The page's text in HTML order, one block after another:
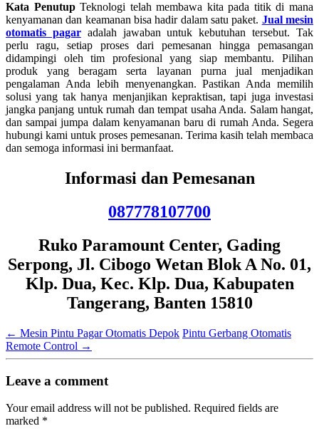
Kata PenutupTeknologi telah membawa kita pada titik di mana
kenyamanan dan keamanan bisa hadir dalam satu paket. Jual mesin
otomatis pagaradalah jawaban untuk kebutuhan tersebut. Tak
perlu ragu, setiap proses dari pemesanan hingga pemasangan
didampingi oleh tim profesional yang siap membantu. Pilihan
produk yang beragam serta layanan purna jual menjadikan
pengalaman Anda lebih menyenangkan. Pastikan Anda memilih
solusi yang tak hanya menjanjikan kepraktisan, tapi juga investasi
jangka panjang untuk rumah dan tempat usaha Anda. Salam hangat,
dan sampai jumpa dalam kenyamanan baru di rumah Anda. Segera
hubungi kami untuk proses pemesanan. Terima kasih telah membaca
dan semoga informasi ini bermanfaat.
Informasi dan Pemesanan
087778107700
Ruko Paramount Center, Gading
Serpong, Jl. Cibogo Wetan Blok A No. 01,
Klp. Dua, Kec. Klp. Dua, Kabupaten
Tangerang, Banten 15810
← Mesin Pintu Pagar Otomatis Depok Pintu Gerbang Otomatis
Remote Control →
Leave a comment
Your email address will not be published. Required fields are
marked *